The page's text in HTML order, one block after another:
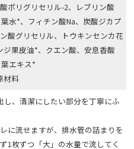
ポリグリセリル-2、レブリン酸
水*、フィチン酸Na、炭酸ジカプ
酸グリセリル、トウキンセンカ花
ジ果皮油*、クエン酸、安息香酸
エキス*
材料
し、清潔にしたい部分を丁寧にふ
に流せますが、排水管の詰まりを
1枚ずつ「大」の水量で流してく